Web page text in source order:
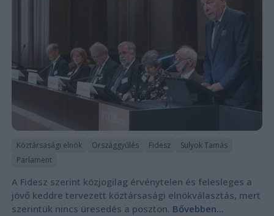
Köztársasági elnök Országgyűlés Fidesz
Sulyok Tamás
Parlament
A Fidesz szerint közjogilag érvénytelen és felesleges a
jövő keddre tervezett köztársasági elnökválasztás, mert
szerintük nincs üresedés a poszton. Bővebben...